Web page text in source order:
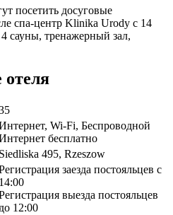
посетить досуговые
спа-центр Klinika Urody с 14
сауны, тренажерный зал,
отеля
Wi-Fi, Беспроводной
бесплатно
Siedliska 495, Rzeszow
заезда постояльцев с
14:00
выезда постояльцев
12:00